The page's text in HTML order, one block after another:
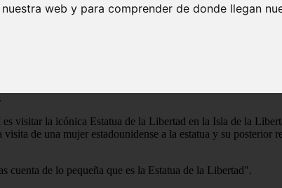
web y para comprender de donde llegan
Nueva York y fue a ver la
divertidas razones
monumentos icónicos. Puedes pasear por Central Park,
visitar la icónica Estatua de la Libertad en la Isla de la
de una mujer estadounidense a la estatua y su posterior
de lo pequeña que es la Estatua de la Libertad".